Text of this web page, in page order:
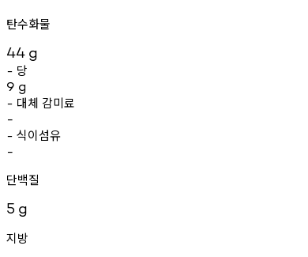
탄수화물
44 g
- 당
9 g
- 대체 감미료
-
- 식이섬유
-
단백질
5 g
지방